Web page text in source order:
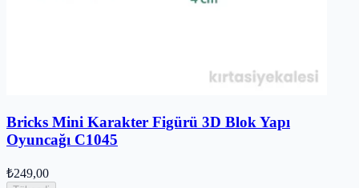
Bricks Mini Karakter Figürü 3D Blok Yapı
Oyuncağı C1045
₺249,00